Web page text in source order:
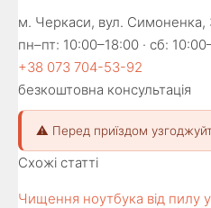
м. Черкаси, вул. Симоненка,
пн–пт: 10:00–18:00 · сб:
+38 073 704-53-92
безкоштовна консультація
⚠️ Перед приїздом
Схожі статті
Чищення ноутбука від пилу